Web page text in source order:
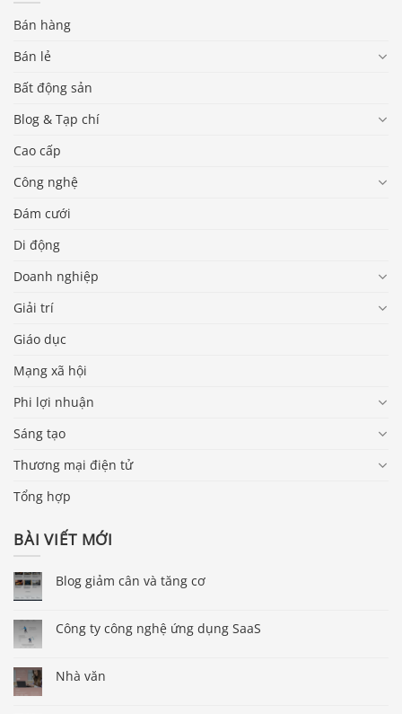
Bán hàng
Bán lẻ
Bất động sản
Blog & Tạp chí
Cao cấp
Công nghệ
Đám cưới
Di động
Doanh nghiệp
Giải trí
Giáo dục
Mạng xã hội
Phi lợi nhuận
Sáng tạo
Thương mại điện tử
Tổng hợp
BÀI VIẾT MỚI
Blog giảm cân và tăng cơ
Công ty công nghệ ứng dụng SaaS
Nhà văn